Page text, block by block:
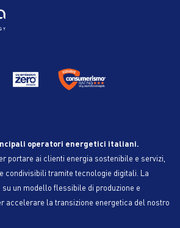
operatori energetici italiani.
portare ai clienti energia sostenibile e servizi,
condivisibili tramite tecnologie digitali. La
un modello flessibile di produzione e
accelerare la transizione energetica del nostro